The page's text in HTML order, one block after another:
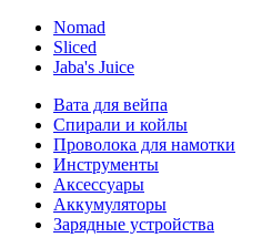
Nomad
Sliced
Jaba's Juice
Вата для вейпа
Спирали и койлы
Проволока для намотки
Инструменты
Аксесcуары
Аккумуляторы
Зарядные устройства